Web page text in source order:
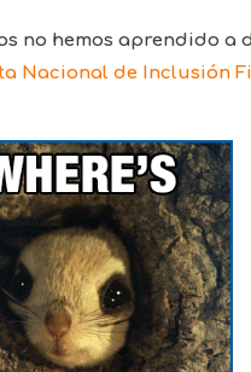
no hemos aprendido
Nacional de Inclusión